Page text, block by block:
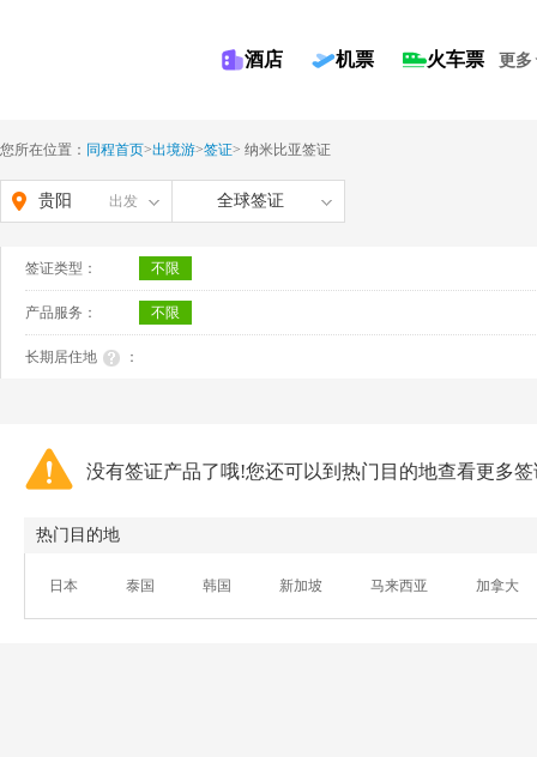
酒店 机票 火车票 更多
您所在位置： 同程首页>出境游>签证> 纳米比亚签证
贵阳 出发 全球签证
签证类型： 不限
产品服务： 不限
长期居住地 ：
没有签证产品了哦!您还可以到热门目的地查看更多
热门目的地
日本 泰国 韩国 新加坡 马来西亚 加拿大